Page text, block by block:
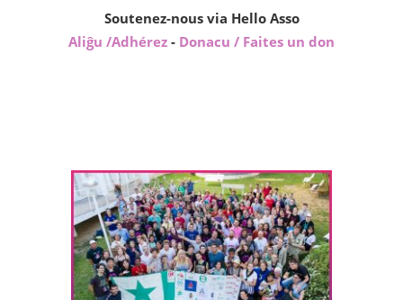
publicationsSoutenez-nous via Hello Asso
Aliĝu /Adhérez - Donacu / Faites un don